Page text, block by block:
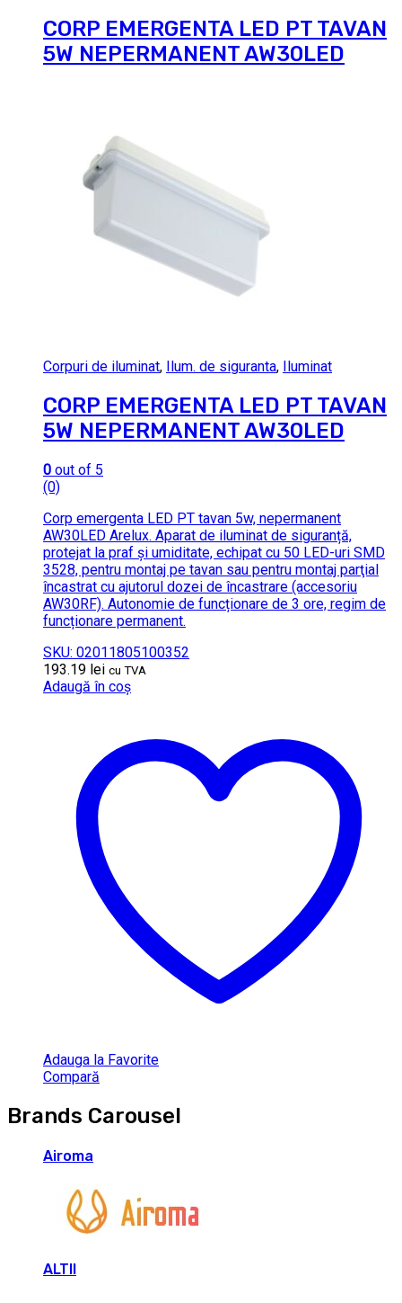
CORP EMERGENTA LED PT TAVAN
5W NEPERMANENT AW30LED
Corpuri de iluminat, Ilum. de siguranta, Iluminat
CORP EMERGENTA LED PT TAVAN
5W NEPERMANENT AW30LED
0 out of 5
(0)
Corp emergenta LED PT tavan 5w, nepermanent
AW30LED Arelux. Aparat de iluminat de siguranță,
protejat la praf şi umiditate, echipat cu 50 LED-uri SMD
3528, pentru montaj pe tavan sau pentru montaj parţial
încastrat cu ajutorul dozei de încastrare (accesoriu
AW30RF). Autonomie de funcționare de 3 ore, regim de
funcționare permanent.
SKU: 02011805100352
193.19 lei cu TVA
Adaugă în coș
Adauga la Favorite
Compară
Brands Carousel
Airoma
ALTII